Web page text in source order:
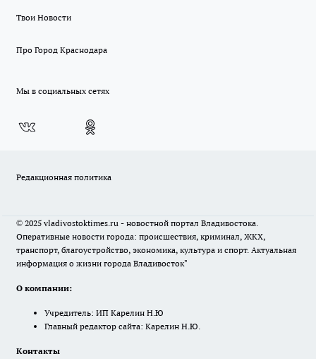
Твои Новости
Про Город Краснодара
Мы в социальных сетях
Редакционная политика
© 2025 vladivostoktimes.ru - новостной портал Владивостока.
Оперативные новости города: происшествия, криминал, ЖКХ,
транспорт, благоустройство, экономика, культура и спорт. Актуальная
информация о жизни города Владивосток"
О компании:
Учредитель: ИП Карелин Н.Ю
Главный редактор сайта: Карелин Н.Ю.
Контакты